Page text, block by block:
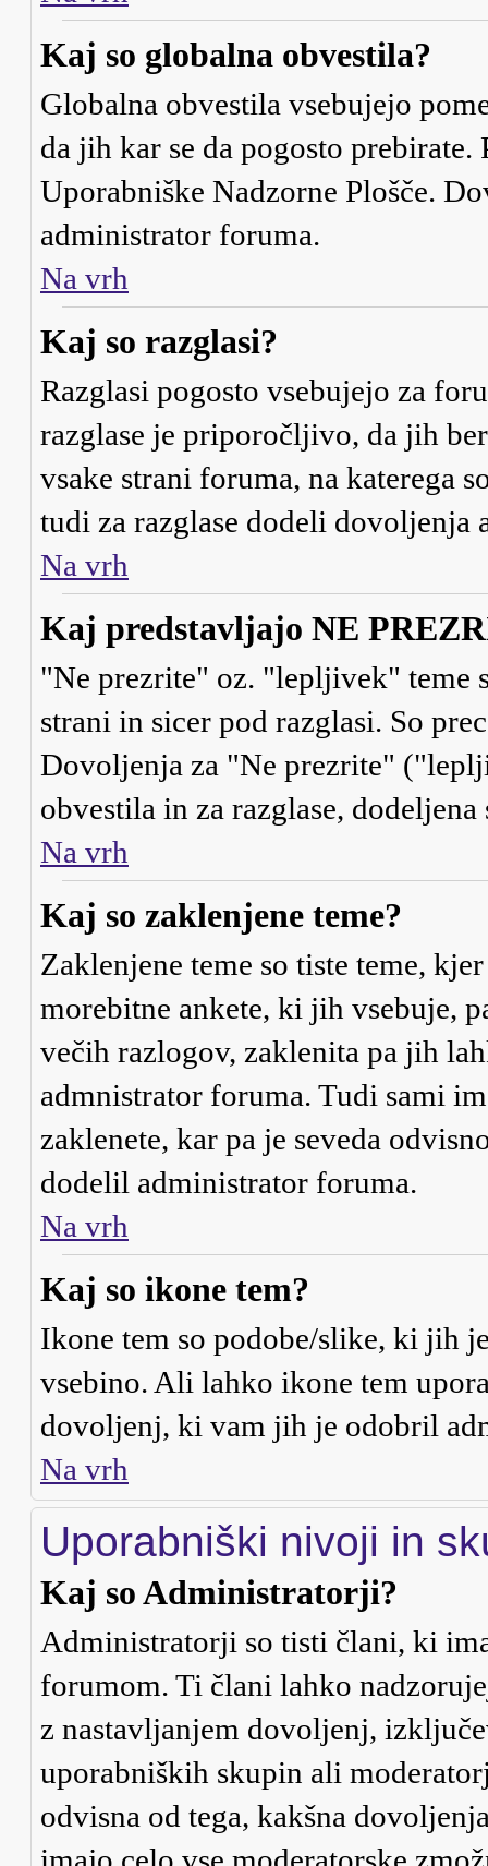
Kaj so globalna obvestila?
Globalna obvestila vsebujejo
da jih kar se da pogosto
Uporabniške Nadzorne Plošče.
administrator foruma.
Na vrh
Kaj so razglasi?
Razglasi pogosto vsebujejo za
razglase je priporočljivo, da jih
vsake strani foruma, na katerega
tudi za razglase dodeli dovoljenja
Na vrh
Kaj predstavljajo NE
"Ne prezrite" oz. "lepljivek" teme
strani in sicer pod razglasi. So
Dovoljenja za "Ne prezrite"
obvestila in za razglase,
Na vrh
Kaj so zaklenjene teme?
Zaklenjene teme so tiste teme,
morebitne ankete, ki jih vsebuje,
večih razlogov, zaklenita pa jih
admnistrator foruma. Tudi sami
zaklenete, kar pa je seveda
dodelil administrator foruma.
Na vrh
Kaj so ikone tem?
Ikone tem so podobe/slike, ki jih
vsebino. Ali lahko ikone tem
dovoljenj, ki vam jih je odobril
Na vrh
Uporabniški nivoji in
Kaj so Administratorji?
Administratorji so tisti člani, ki
forumom. Ti člani lahko
z nastavljanjem dovoljenj,
uporabniških skupin ali
odvisna od tega, kakšna